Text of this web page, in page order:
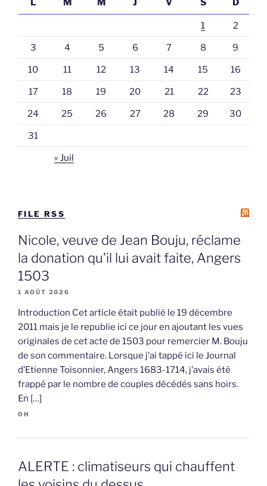
L
M M J V S D
1 2
3 4 5 6 7 8 9
10 11 12 13 14 15 16
17 18 19 20 21 22 23
24 25 26 27 28 29 30
31
« Juil
FILE RSS
Nicole, veuve de Jean Bouju, réclame
la donation qu’il lui avait faite, Angers
1503
1 AOÛT 2026
Introduction Cet article était publié le 19 décembre
2011 mais je le republie ici ce jour en ajoutant les vues
originales de cet acte de 1503 pour remercier M. Bouju
de son commentaire. Lorsque j’ai tappé ici le Journal
d’Etienne Toisonnier, Angers 1683-1714, j’avais été
frappé par le nombre de couples décédés sans hoirs.
En […]
OH
ALERTE : climatiseurs qui chauffent